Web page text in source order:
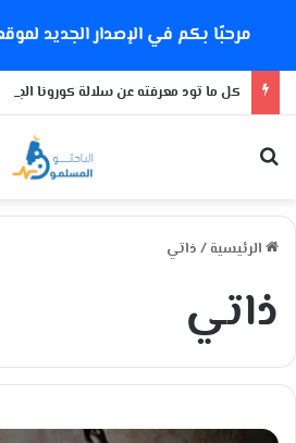
مرحبًا بكم في الإصدار الجديد
كل ما تود معرفته عن سلالة كورونا الجديدة
الرئيسية / ذاتي
ذاتي